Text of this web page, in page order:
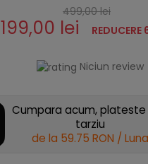
499,00 lei
199,00 lei REDUCERE
Niciun review
Cumpara acum, plateste
tarziu
de la 59.75 RON / Luna